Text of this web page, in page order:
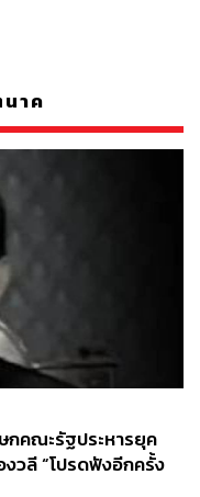
าค
กคณะรัฐประหารยุค
วลี “โปรดฟังอีกครั้ง